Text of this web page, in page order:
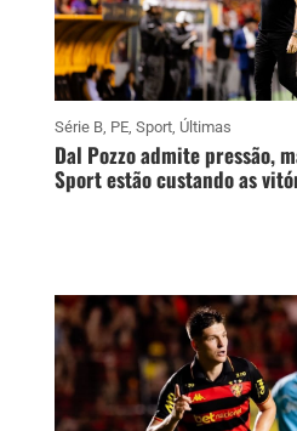
Série B, PE, Sport, Últimas
Dal Pozzo admite pressão,
Sport estão custando as